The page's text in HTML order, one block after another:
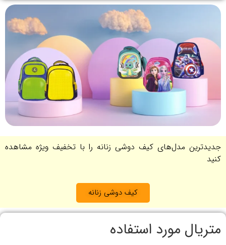
جدیدترین مدل‌های کیف دوشی زنانه را با تخفیف ویژه مشاهده
کنید
کیف دوشی زنانه
متریال مورد استفاده